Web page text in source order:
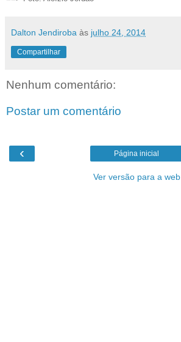
Dalton Jendiroba às julho 24, 2014
Compartilhar
Nenhum comentário:
Postar um comentário
‹ Página inicial
Ver versão para a web